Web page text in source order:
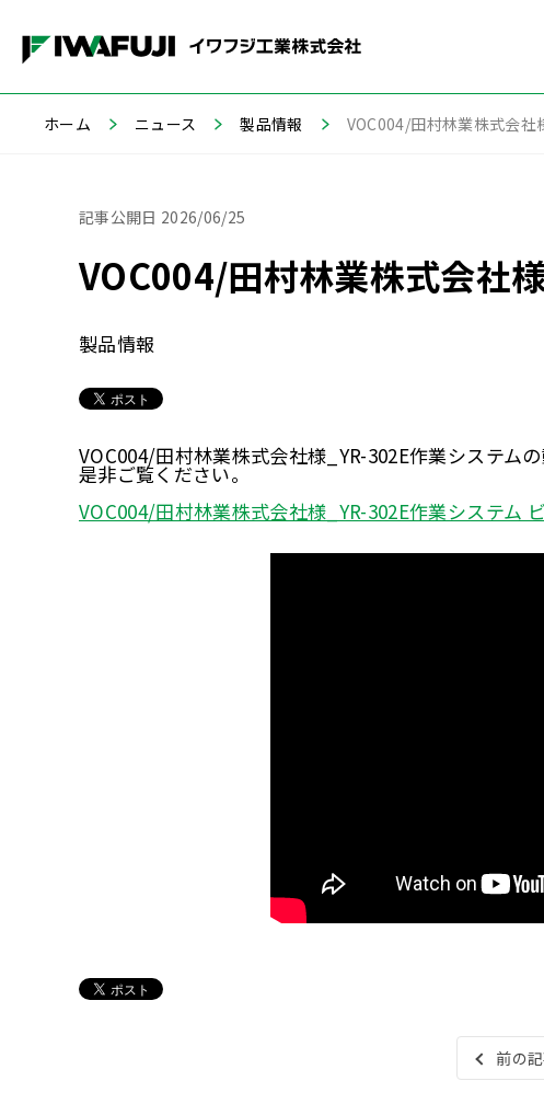
ホーム ニュース 製品情報 VOC004/田村林業株式会
記事公開日 2026/06/25
VOC004/田村林業株式会社
製品情報
VOC004/田村林業株式会社様_YR-302E作業システム
是非ご覧ください。
VOC004/田村林業株式会社様_YR-302E作業システム
前の